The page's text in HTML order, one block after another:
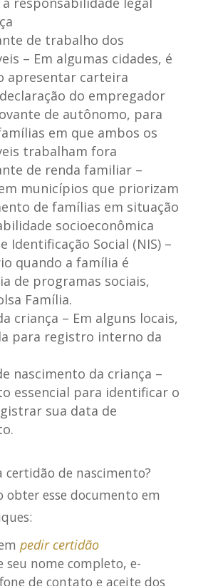
de trabalho dos
– Em algumas cidades, é
apresentar carteira
do empregador
de autônomo, para
em que ambos os
trabalham fora
de renda familiar–
municípios que priorizam
de famílias em situação
socioeconômica
Identificação Social (NIS)–
quando a família é
de programas sociais,
Família.
criança – Em alguns locais,
para registro interno da
nascimento da criança –
essencial para identificar o
sua data de
certidão de nascimento?
obter esse documento em
pedir certidão
seu nome completo, e-
de contato e aceite dos